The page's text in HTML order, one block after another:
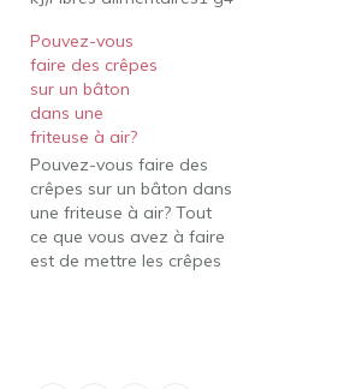
gCalcium20 mg11 lignes
supplémentaires
Combien de temps
faites-vous cuire les
chiens de maïs Jimmy
Dean pour le petit-
déjeuner ? Cuire au
micro-ondes à intensité
ÉLEVÉE pendant 50…
Pouvez-vous
faire des crêpes
sur un bâton
dans une
friteuse à air?
Pouvez-vous faire des
crêpes sur un bâton dans
une friteuse à air? Tout
ce que vous avez à faire
est de mettre les crêpes